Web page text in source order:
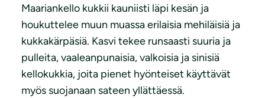
Maariankello kukkii kauniisti läpi kesän ja
houkuttelee muun muassa erilaisia mehiläisiä ja
kukkakärpäsiä. Kasvi tekee runsaasti suuria ja
pulleita, vaaleanpunaisia, valkoisia ja sinisiä
kellokukkia, joita pienet hyönteiset käyttävät
myös suojanaan sateen yllättäessä.